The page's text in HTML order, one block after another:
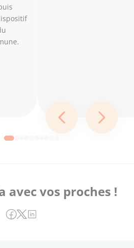
Diapositive
Aller à la slide 1
avec vos proches !